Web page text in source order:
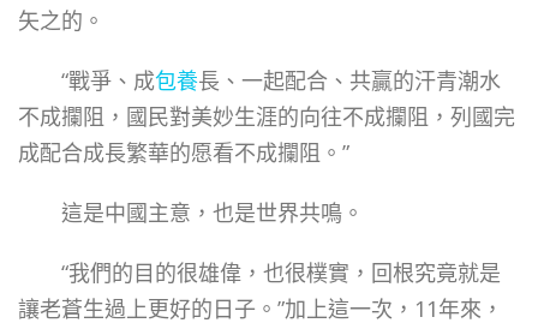
矢之的。
“戰爭、成包養長、一起配合、共贏的汗青潮水
不成攔阻，國民對美妙生涯的向往不成攔阻，列國完
成配合成長繁華的愿看不成攔阻。”
這是中國主意，也是世界共鳴。
“我們的目的很雄偉，也很樸實，回根究竟就是
讓老蒼生過上更好的日子。”加上這一次，11年來，